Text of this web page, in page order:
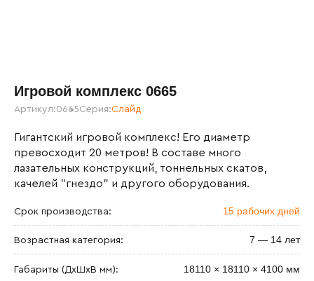
Игровой комплекс 0665
Артикул:0665Серия:Слайд
Гигантский игровой комплекс! Его диаметр
превосходит 20 метров! В составе много
лазательных конструкций, тоннельных скатов,
качелей "гнездо" и другого оборудования.
Срок производства: 15 рабочих дней
Возрастная категория: 7 — 14 лет
Габариты (ДхШxВ мм): 18110 × 18110 × 4100 мм